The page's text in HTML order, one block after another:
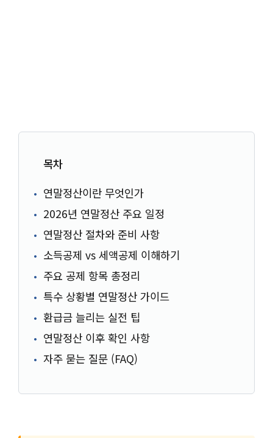
목차
연말정산이란 무엇인가
2026년 연말정산 주요 일정
연말정산 절차와 준비 사항
소득공제 vs 세액공제 이해하기
주요 공제 항목 총정리
특수 상황별 연말정산 가이드
환급금 늘리는 실전 팁
연말정산 이후 확인 사항
자주 묻는 질문 (FAQ)